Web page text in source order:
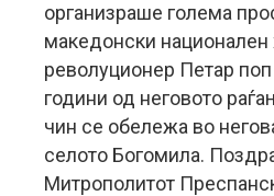
организраше голема
македонски национален
револуционер Петар
години од неговото
чин се обележа во
селото Богомила.
Митрополитот